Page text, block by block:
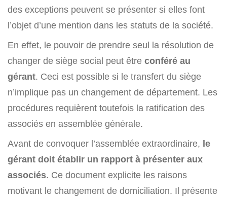
des exceptions peuvent se présenter si elles font
l’objet d’une mention dans les statuts de la société.
En effet, le pouvoir de prendre seul la résolution de
changer de siège social peut être conféré au
gérant. Ceci est possible si le transfert du siège
n’implique pas un changement de département. Les
procédures requièrent toutefois la ratification des
associés en assemblée générale.
Avant de convoquer l’assemblée extraordinaire, le
gérant doit établir un rapport à présenter aux
associés. Ce document explicite les raisons
motivant le changement de domiciliation. Il présente